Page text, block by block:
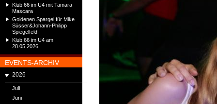
Klub 66 im U4 mit Tamara
Mascara
Goldenen Spargel für Mike
Süsser&Johann-Philipp
Spiegelfeld
Klub 66 im U4 am
28.05.2026
EVENTS-ARCHIV
2026
Juli
Juni